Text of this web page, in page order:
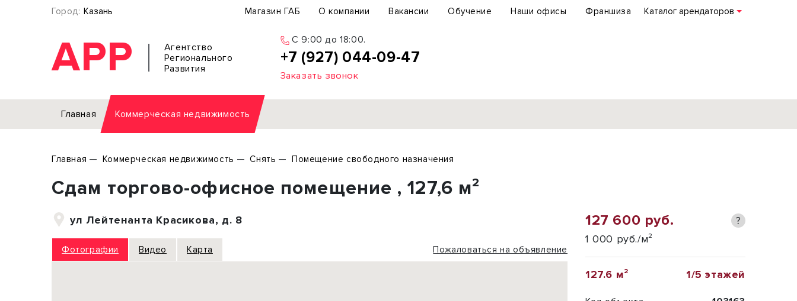
Город: Казань Магазин ГАБ О компании Вакансии Обучение Наши офисы Франшиза Каталог арендаторов
АРР
Агентство
Регионального
Развития
C 9:00 до 18:00.
+7 (927) 044-09-47
Заказать звонок
Главная Коммерческая недвижимость
Торговое помещение
Склад
Производство
Земельный участок
Отдельное здание
Бизнес-центр
Торговое помещение
Подробнее
Главная Коммерческая недвижимость Снять Помещение свободного назначения
Сдам торгово-офисное помещение , 127,6 м²
ул Лейтенанта Красикова, д. 8
Фотографии Видео Карта Пожаловаться на объявление
127 600 руб. ?
1 000 руб./м²
127.6 м² 1/5 этажей